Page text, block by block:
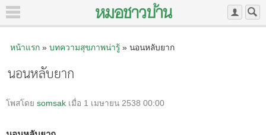
หน้าแรก» บทความสุขภาพน่ารู้» นอนหลับยาก
นอนหลับยาก
โพสโดย somsak เมื่อ 1 เมษายน 2538 00:00